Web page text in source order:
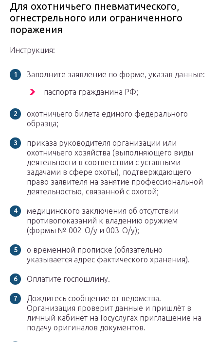
Для охотничьего пневматического,
огнестрельного или ограниченного
поражения
Инструкция:
Заполните заявление по форме, указав данные:
паспорта гражданина РФ;
охотничьего билета единого федерального
образца;
приказа руководителя организации или
охотничьего хозяйства (выполняющего виды
деятельности в соответствии с уставными
задачами в сфере охоты), подтверждающего
право заявителя на занятие профессиональной
деятельностью, связанной с охотой;
медицинского заключения об отсутствии
противопоказаний к владению оружием
(формы № 002-О/у и 003-О/у);
о временной прописке (обязательно
указывается адрес фактического хранения).
Оплатите госпошлину.
Дождитесь сообщение от ведомства.
Организация проверит данные и пришлёт в
личный кабинет на Госуслугах приглашение на
подачу оригиналов документов.